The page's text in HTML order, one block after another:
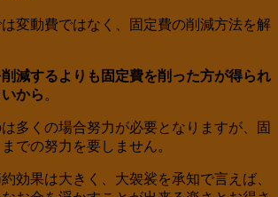
変動費ではなく、固定費の削減方法を解
減するよりも固定費を削った方が得られ
から 。
多くの場合努力が必要となりますが、固
での努力を要しません。
効果は大きく、大袈裟を承知で言えば、